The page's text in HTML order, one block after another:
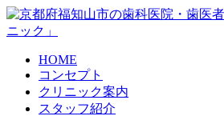
HOME
コンセプト
クリニック案内
スタッフ紹介